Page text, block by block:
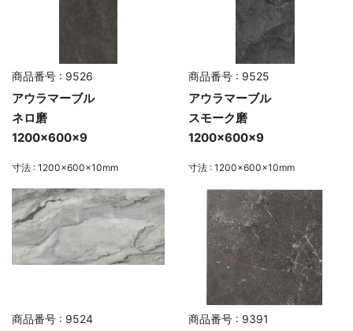
商品番号 : 9526
アウラマーブル
ネロ磨
1200×600×9
寸法 : 1200×600×10mm
商品番号 : 9525
アウラマーブル
スモーク磨
1200×600×9
寸法 : 1200×600×10mm
商品番号 : 9524 商品番号 : 9391